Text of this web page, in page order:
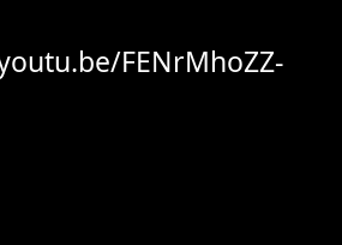
FENrMhoZZ-